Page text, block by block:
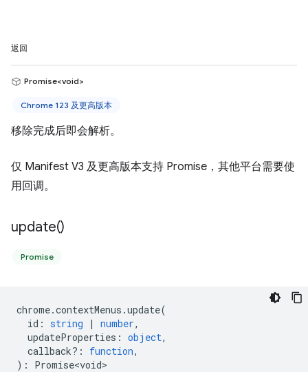
返回
Promise<void>
Chrome 123 及更高版本
移除完成后即会解析。
仅 Manifest V3 及更高版本支持 Promise，其他平台需要使
用回调。
update()
Promise
chrome.contextMenus .update(
id : string | number,
updateProperties : object,
callback? : function,
) : Promise<void>